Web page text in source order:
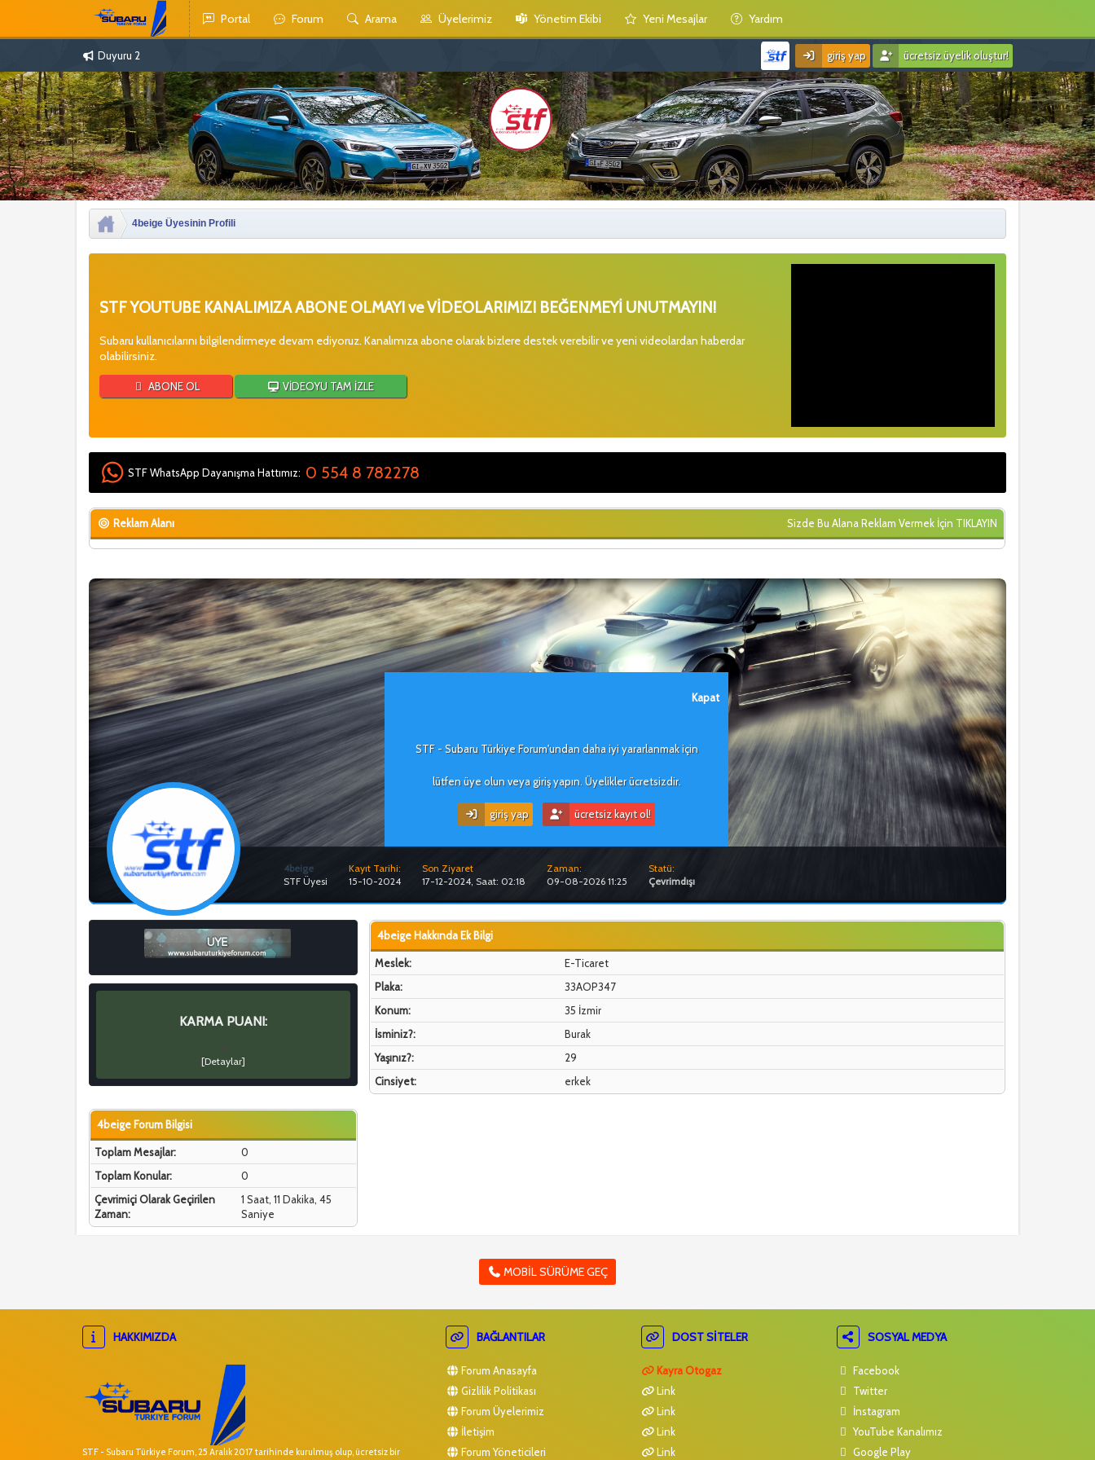
Portal Forum Arama Üyelerimiz Yönetim Ekibi Yeni Mesajlar Yardım
Duyuru 2 giriş yap ücretsiz üyelik oluştur!
Kapat
STF - Subaru Türkiye Forum'undan daha iyi yararlanmak için
lütfen üye olun veya giriş yapın. Üyelikler ücretsizdir.
giriş yap ücretsiz kayıt ol!
4beige Üyesinin Profili
STF YOUTUBE KANALIMIZA ABONE OLMAYI ve VİDEOLARIMIZI BEĞENMEYİ UNUTMAYIN!
Subaru kullanıcılarını bilgilendirmeye devam ediyoruz. Kanalımıza abone olarak bizlere destek verebilir ve yeni videolardan haberdar
olabilirsiniz.
ABONE OL VİDEOYU TAM İZLE
STF WhatsApp Dayanışma Hattımız: 0 554 8 782278
Reklam Alanı Sizde Bu Alana Reklam Vermek İçin TIKLAYIN
4beige
STF Üyesi
Kayıt Tarihi:
15-10-2024
Son Ziyaret
17-12-2024, Saat: 02:18
Zaman:
09-08-2026 11:25
Statü:
Çevrimdışı
KARMA PUANI:
[Detaylar]
4beige Forum Bilgisi
Toplam Mesajlar:
0
Toplam Konular:
0
Çevrimiçi Olarak Geçirilen
Zaman:
1 Saat, 11 Dakika, 45
Saniye
4beige Hakkında Ek Bilgi
Meslek:
E-Ticaret
Plaka:
33AOP347
Konum:
35 İzmir
İsminiz?:
Burak
Yaşınız?:
29
Cinsiyet:
erkek
MOBIL SÜRÜME GEÇ
HAKKIMIZDA
STF - Subaru Türkiye Forum, 25 Aralık 2017 tarihinde kurulmuş olup, ücretsiz bir
BAĞLANTILAR
Forum Anasayfa
Gizlilik Politikası
Forum Üyelerimiz
İletişim
Forum Yöneticileri
DOST SITELER
Kayra Otogaz
Link
Link
Link
Link
SOSYAL MEDYA
Facebook
Twitter
İnstagram
YouTube Kanalımız
Google Play